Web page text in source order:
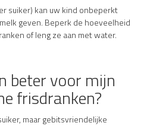
suiker) kan uw kind onbeperkt
geven. Beperk de hoeveelheid
of leng ze aan met water.
beter voor mijn
frisdranken?
maar gebitsvriendelijke